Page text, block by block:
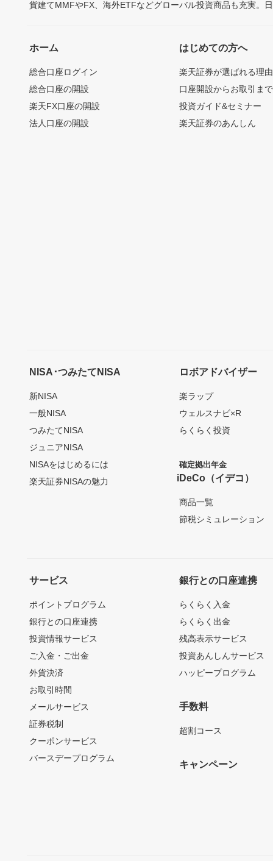
貨建てMMFやFX、海外ETFなどグローバル投資商品も充実。
ホーム
総合口座ログイン
総合口座の開設
楽天FX口座の開設
法人口座の開設
はじめての方へ
楽天証券が選ばれる理由
口座開設からお取引ま
投資ガイド&セミナー
楽天証券のあんしん
NISA･つみたてNISA
新NISA
一般NISA
つみたてNISA
ジュニアNISA
NISAをはじめるには
楽天証券NISAの魅力
ロボアドバイザー
楽ラップ
ウェルスナビ×R
らくらく投資
確定拠出年金
iDeCo（イデコ）
商品一覧
節税シミュレーション
サービス
ポイントプログラム
銀行との口座連携
投資情報サービス
ご入金・ご出金
外貨決済
お取引時間
メールサービス
証券税制
クーポンサービス
バースデープログラム
銀行との口座連携
らくらく入金
らくらく出金
残高表示サービス
投資あんしんサービス
ハッピープログラム
手数料
超割コース
キャンペーン